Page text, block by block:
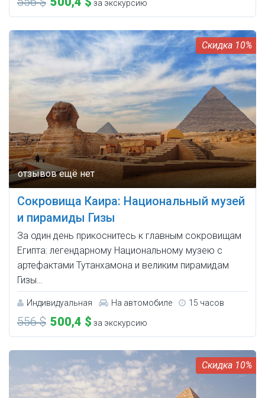
за экскурсию
10%
Сокровища Каира: Национальный музей
и пирамиды Гизы
За один день прикоснитесь к главным сокровищам
Египта: легендарному Национальному музею с
артефактами Тутанхамона и великим пирамидам
Гизы…
Индивидуальная На автомобиле 15 часов
556 $ 500,4 $ за экскурсию
10%